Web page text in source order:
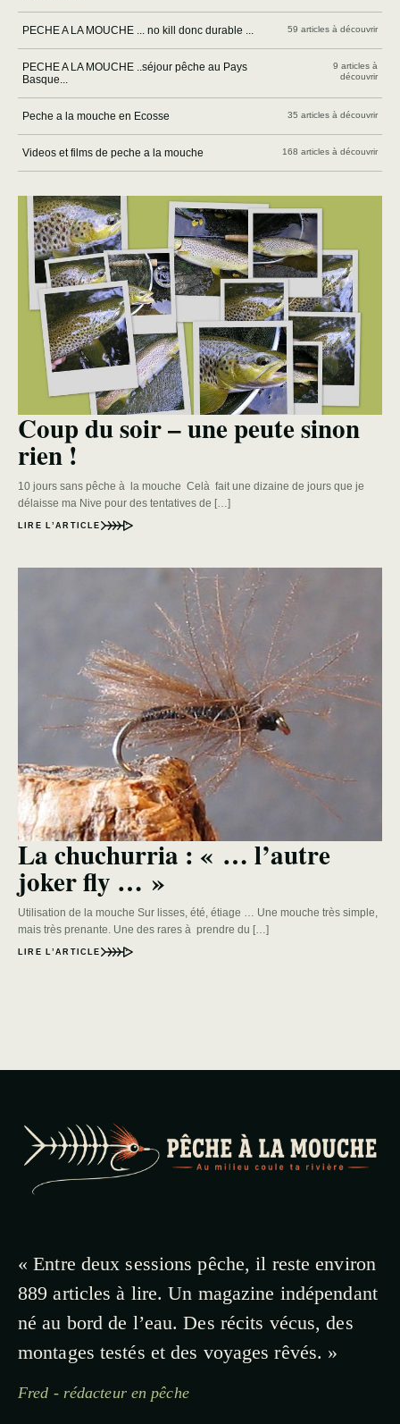
PECHE A LA MOUCHE ... no kill donc durable ... 59 articles à découvrir
PECHE A LA MOUCHE ..séjour pêche au Pays
Basque...
9 articles à
découvrir
Peche a la mouche en Ecosse 35 articles à découvrir
Videos et films de peche a la mouche 168 articles à découvrir
Coup du soir – une peute sinon
rien !
10 jours sans pêche à la mouche Celà fait une dizaine de jours que je
délaisse ma Nive pour des tentatives de […]
LIRE L’ARTICLE
La chuchurria : « … l’autre
joker fly … »
Utilisation de la mouche Sur lisses, été, étiage … Une mouche très simple,
mais très prenante. Une des rares à prendre du […]
LIRE L’ARTICLE
« Entre deux sessions pêche, il reste environ
889 articles à lire. Un magazine indépendant
né au bord de l’eau. Des récits vécus, des
montages testés et des voyages rêvés. »
Fred - rédacteur en pêche